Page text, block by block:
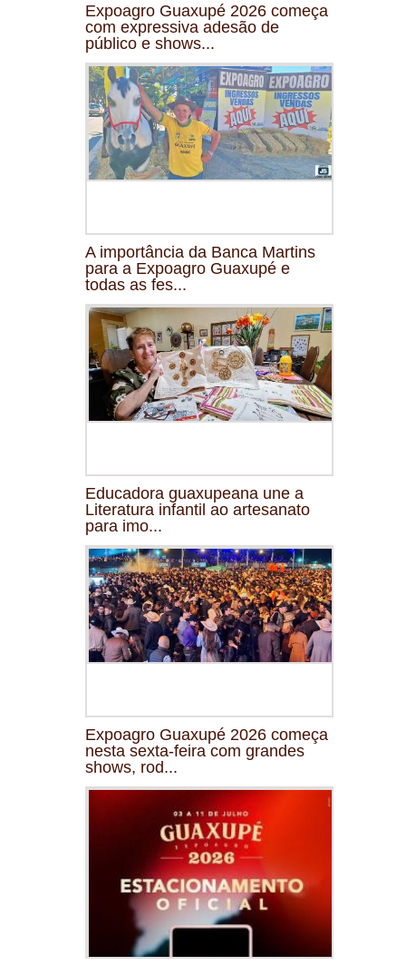
Expoagro Guaxupé 2026 começa
com expressiva adesão de
público e shows...
A importância da Banca Martins
para a Expoagro Guaxupé e
todas as fes...
Educadora guaxupeana une a
Literatura infantil ao artesanato
para imo...
Expoagro Guaxupé 2026 começa
nesta sexta-feira com grandes
shows, rod...